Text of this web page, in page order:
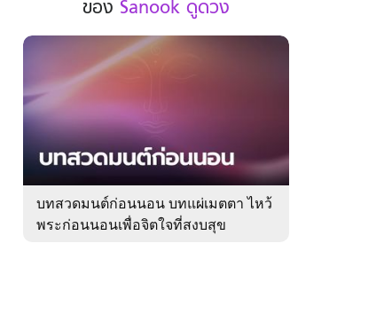
ใน
รอบ
ของ
Sanook
ดูด
ของ Sanook ดูดวง
บทสวดมนต์ก่อนนอน บทแผ่เมตตา ไหว้
พระก่อนนอนเพื่อจิตใจที่สงบสุข